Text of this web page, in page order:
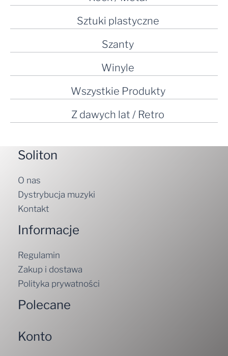
Sztuki plastyczne
Szanty
Winyle
Wszystkie Produkty
Z dawych lat / Retro
Soliton
O nas
Dystrybucja muzyki
Kontakt
Informacje
Regulamin
Zakup i dostawa
Polityka prywatności
Polecane
Konto